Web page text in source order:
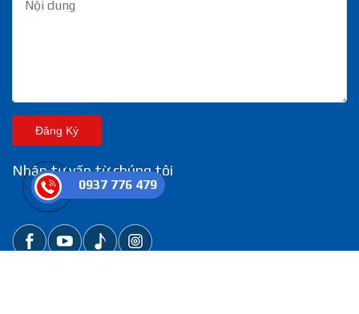
Đăng Ký
Nhận tư vấn từ chúng tôi
0937 776 479